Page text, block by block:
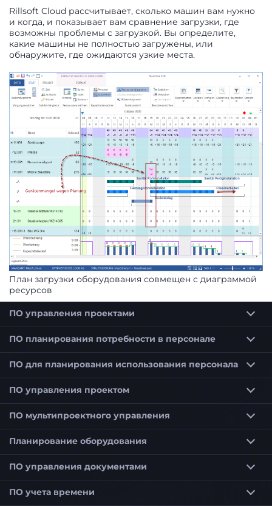
Rillsoft Cloud рассчитывает, сколько машин вам нужно
и когда, и показывает вам сравнение загрузки, где
возможны проблемы с загрузкой. Вы определите,
какие машины не полностью загружены, или
обнаружите, где ожидаются узкие места.
План загрузки оборудования совмещен с диаграммой
ресурсов
ПО управления проектами
ПО планирования потребности в персонале
ПО для планирования использования персонала
ПО управления проектом
ПО мультипроектного управления
Планирование оборудования
ПО управления документами
ПО учета времени